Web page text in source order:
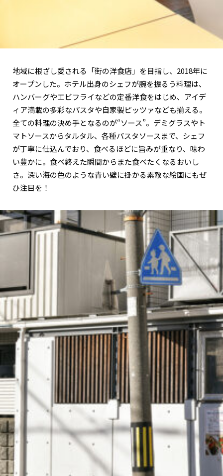
地域に根ざし愛される「街の洋食店」を目指し、2018年に
オープンした。ホテル出身のシェフが腕を振るう料理は、
ハンバーグやエビフライなどの定番洋食をはじめ、アイデ
ィア満載の多彩なパスタや自家製ピッツァなども揃える。
全ての料理の決め手となるのが“ソース”。デミグラスやト
マトソースからタルタル、各種パスタソースまで、シェフ
が丁寧に仕込んでおり、食べるほどに旨みが重なり、味わ
い豊かに。食べ終えた瞬間からまた食べたくなるおいし
さ。深い海の色のような青い壁に掛かる素敵な絵画にもぜ
ひ注目を！